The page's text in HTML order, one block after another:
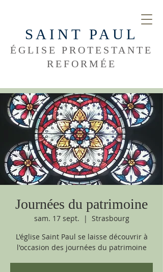
SAINT PAUL
ÉGLISE PROTESTANTE
REFORMÉE
Journées du patrimoine
sam. 17 sept.
  |
Strasbourg
L'église Saint Paul se laisse découvrir à
l'occasion des journées du patrimoine